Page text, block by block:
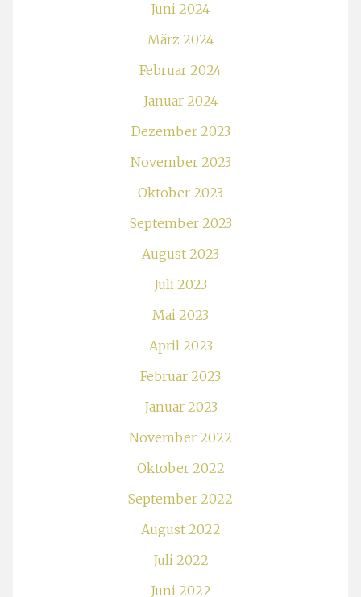
Juni 2024
März 2024
Februar 2024
Januar 2024
Dezember 2023
November 2023
Oktober 2023
September 2023
August 2023
Juli 2023
Mai 2023
April 2023
Februar 2023
Januar 2023
November 2022
Oktober 2022
September 2022
August 2022
Juli 2022
Juni 2022